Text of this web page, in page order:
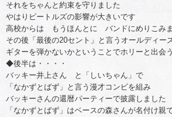
それをちゃんと約束を守りました
やはりビートルズの影響が大きいです
高校からは もうほんとに バンドにめりこみ
その後「最後の20セント」と言うオールディー
ギターを弾かないかということでホリーと出会
◆後半は・・・・
バッキー井上さん と「しいちゃん」で
「なかずとばず」と言う漫才コンビを組み
バッキーさんの還暦パーティーで披露しました
「なかずとばず」はベースの森さんが名付け親